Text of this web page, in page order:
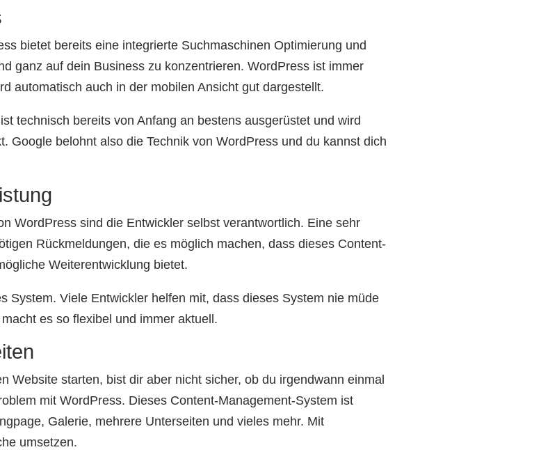
bietet bereits eine integrierte Suchmaschinen Optimierung und
ganz auf dein Business zu konzentrieren. WordPress ist immer
automatisch auch in der mobilen Ansicht gut dargestellt.
technisch bereits von Anfang an bestens ausgerüstet und wird
Google belohnt also die Technik von WordPress und du kannst dich
WordPress sind die Entwickler selbst verantwortlich. Eine sehr
Rückmeldungen, die es möglich machen, dass dieses Content-
Weiterentwicklung bietet.
System. Viele Entwickler helfen mit, dass dieses System nie müde
es so flexibel und immer aktuell.
Website starten, bist dir aber nicht sicher, ob du irgendwann einmal
mit WordPress. Dieses Content-Management-System ist
Galerie, mehrere Unterseiten und vieles mehr. Mit
umsetzen.